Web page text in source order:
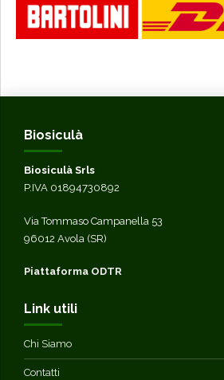
Biosiculà
Biosiculà Srls
P.IVA 01894730892
Via Tommaso Campanella 53
96012 Avola (SR)
Piattaforma ODTR
Link utili
Chi Siamo
Contatti